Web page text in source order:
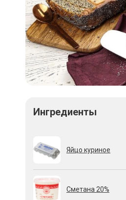
Ингредиенты
Яйцо куриное
Сметана 20%